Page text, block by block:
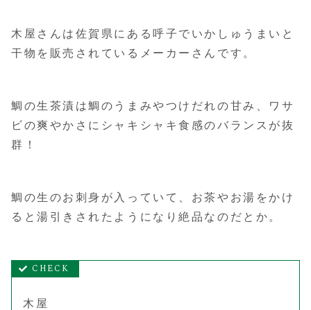
木屋さんは佐賀県にある呼子でいかしゅうまいと
干物を販売されているメーカーさんです。
鯛の生茶漬は鯛のうまみやつけだれの甘み、ワサ
ビの爽やかさにシャキシャキ食感のバランスが抜
群！
鯛の生のお刺身が入っていて、お茶やお湯をかけ
ると湯引きされたようになり絶品なのだとか。
木屋